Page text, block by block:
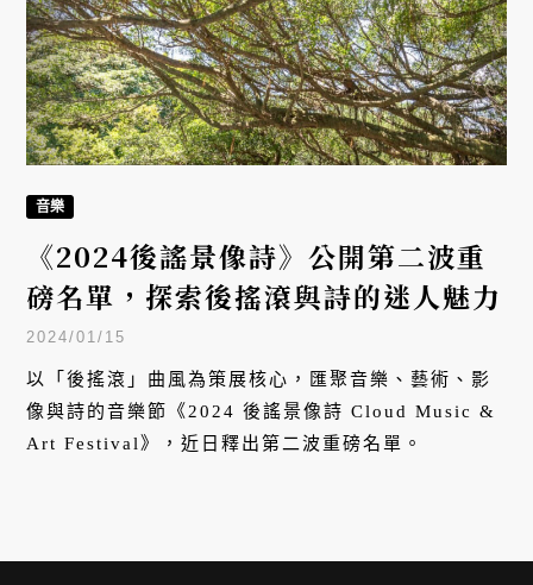
音樂
《2024後謠景像詩》公開第二波重
磅名單，探索後搖滾與詩的迷人魅力
2024/01/15
以「後搖滾」曲風為策展核心，匯聚音樂、藝術、影
像與詩的音樂節《2024 後謠景像詩 Cloud Music &
Art Festival》，近日釋出第二波重磅名單。